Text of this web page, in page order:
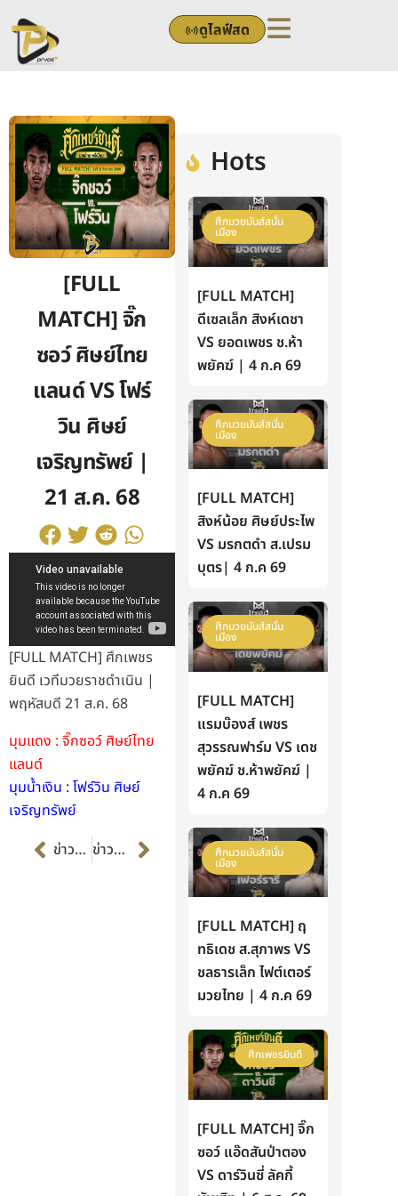
to
content
ดูไลฟ์สด
[FULL
MATCH] จิ๊ก
ซอว์ ศิษย์ไทย
แลนด์ VS โฟร์
วิน ศิษย์
เจริญทรัพย์ |
21 ส.ค. 68
[FULL MATCH] ศึกเพชร
ยินดี เวทีมวยราชดำเนิน |
พฤหัสบดี 21 ส.ค. 68
มุมแดง : จิ๊กซอว์ ศิษย์ไทย
แลนด์
มุมน้ำเงิน : โฟร์วิน ศิษย์
เจริญทรัพย์
Prevข่าวก่อนหน้า ข่าวต่อไป Next
Hots
ศึกมวยมันส์สนั่น
เมือง
[FULL MATCH]
ดีเซลเล็ก สิงห์เดชา
VS ยอดเพชร ช.ห้า
พยัคฆ์ | 4 ก.ค 69
ศึกมวยมันส์สนั่น
เมือง
[FULL MATCH]
สิงห์น้อย ศิษย์ประไพ
VS มรกตดำ ส.เปรม
บุตร| 4 ก.ค 69
ศึกมวยมันส์สนั่น
เมือง
[FULL MATCH]
แรมบ๊องส์ เพชร
สุวรรณฟาร์ม VS เดช
พยัคฆ์ ช.ห้าพยัคฆ์ |
4 ก.ค 69
ศึกมวยมันส์สนั่น
เมือง
[FULL MATCH] ฤ
ทธิเดช ส.สุภาพร VS
ชลธารเล็ก ไฟต์เตอร์
มวยไทย | 4 ก.ค 69
ศึกเพชรยินดี
[FULL MATCH] จิ๊ก
ซอว์ แอ๊ดสันป่าตอง
VS ดาร์วินซี่ ลัคกี้